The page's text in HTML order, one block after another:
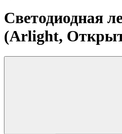
Светодиодная
(Arlight,